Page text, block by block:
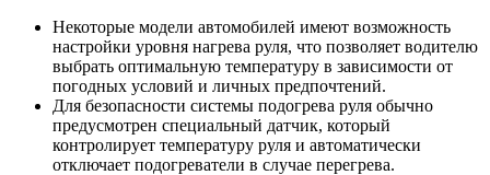
Некоторые модели автомобилей имеют возможность
настройки уровня нагрева руля, что позволяет водителю
выбрать оптимальную температуру в зависимости от
погодных условий и личных предпочтений.
Для безопасности системы подогрева руля обычно
предусмотрен специальный датчик, который
контролирует температуру руля и автоматически
отключает подогреватели в случае перегрева.